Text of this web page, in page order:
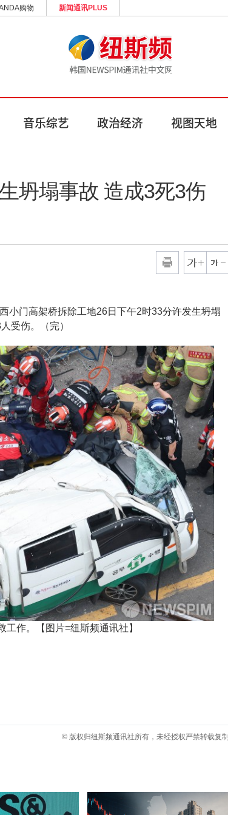
购物 新闻通讯PLUS
坍塌事故 造成3死3伤
小门高架桥拆除工地26日下午2时33分许发生坍塌
受伤。（完）
作。【图片=纽斯频通讯社】
© 版权归纽斯频通讯社所有，未经授权严禁转载复制